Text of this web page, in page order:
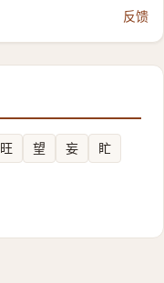
反馈
旺 望 妄
盳